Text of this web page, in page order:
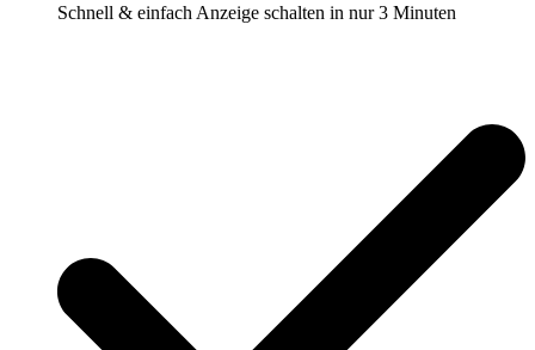
Schnell & einfach Anzeige schalten in nur 3 Minuten